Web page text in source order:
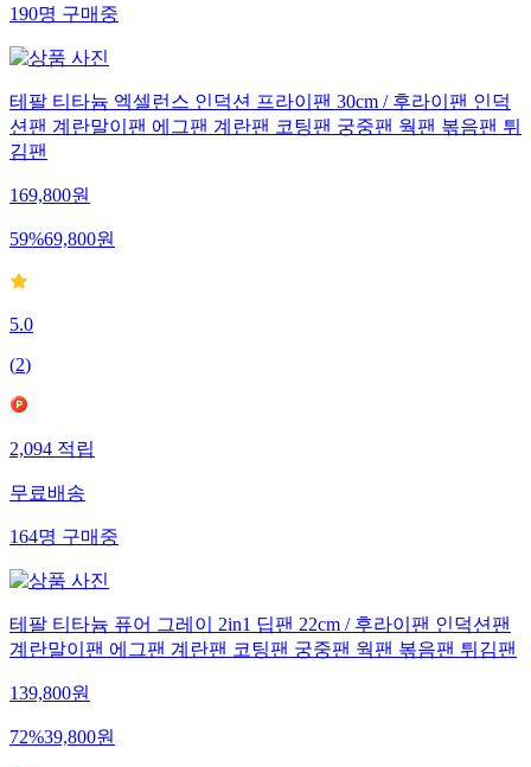
190명구매중
테팔 티타늄 엑셀런스 인덕션 프라이팬 30cm / 후라이팬 인덕
션팬 계란말이팬 에그팬 계란팬 코팅팬 궁중팬 웍팬 볶음팬 튀
김팬
169,800원
59%69,800원
5.0
(2)
2,094적립
무료배송
164명구매중
테팔 티타늄 퓨어 그레이 2in1 딥팬 22cm / 후라이팬 인덕션팬
계란말이팬 에그팬 계란팬 코팅팬 궁중팬 웍팬 볶음팬 튀김팬
139,800원
72%39,800원